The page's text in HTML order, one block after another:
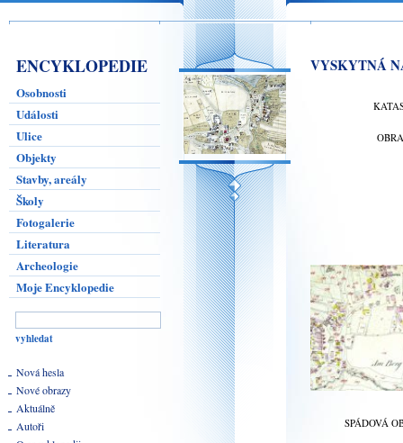
ENCYKLOPEDIE
Osobnosti
Události
Ulice
Objekty
Stavby, areály
Školy
Fotogalerie
Literatura
Archeologie
Moje Encyklopedie
Nová hesla
Nové obrazy
Aktuálně
Autoři
VYSKYTNÁ
SPÁDOVÁ